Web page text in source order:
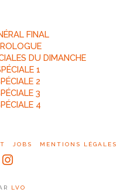
FINAL
DU DIMANCHE
1
2
3
4
JOBS MENTIONS LÉGALES
LVO